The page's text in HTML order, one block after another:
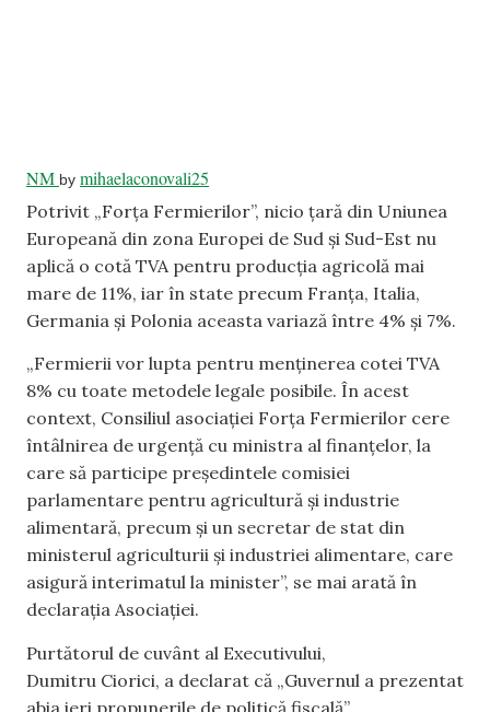
NM by mihaelaconovali25
Potrivit „Forța Fermierilor”, nicio țară din Uniunea
Europeană din zona Europei de Sud și Sud-Est nu
aplică o cotă TVA pentru producția agricolă mai
mare de 11%, iar în state precum Franța, Italia,
Germania și Polonia aceasta variază între 4% și 7%.
„Fermierii vor lupta pentru menținerea cotei TVA
8% cu toate metodele legale posibile. În acest
context, Consiliul asociației Forța Fermierilor cere
întâlnirea de urgență cu ministra al finanțelor, la
care să participe președintele comisiei
parlamentare pentru agricultură și industrie
alimentară, precum și un secretar de stat din
ministerul agriculturii și industriei alimentare, care
asigură interimatul la minister”, se mai arată în
declarația Asociației.
Purtătorul de cuvânt al Executivului,
Dumitru Ciorici, a declarat că „Guvernul a prezentat
abia ieri propunerile de politică fiscală”.